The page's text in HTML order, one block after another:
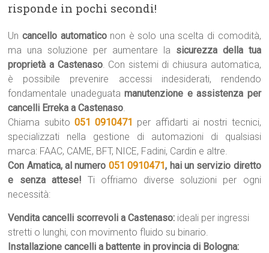
risponde in pochi secondi!
Uncancello automaticonon è solo una scelta di comodità,
ma una soluzione per aumentare la sicurezza della tua
proprietà a Castenaso. Con sistemi di chiusura automatica,
è possibile prevenire accessi indesiderati, rendendo
fondamentale unadeguatamanutenzione e assistenza per
cancelli Erreka a Castenaso.
Chiama subito 051 0910471 per affidarti ai nostri tecnici,
specializzati nella gestione di automazioni di qualsiasi
marca: FAAC, CAME, BFT, NICE, Fadini, Cardin e altre.
Con Amatica, al numero 051 0910471, hai un servizio diretto
e senza attese! Ti offriamo diverse soluzioni per ogni
necessità:
Vendita cancelli scorrevoli a Castenaso: ideali per ingressi
stretti o lunghi, con movimento fluido su binario.
Installazione cancelli a battente in provincia di Bologna: